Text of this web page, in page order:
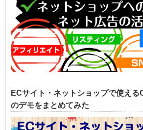
ECサイト・ネットショップで使え
のデモをまとめてみた